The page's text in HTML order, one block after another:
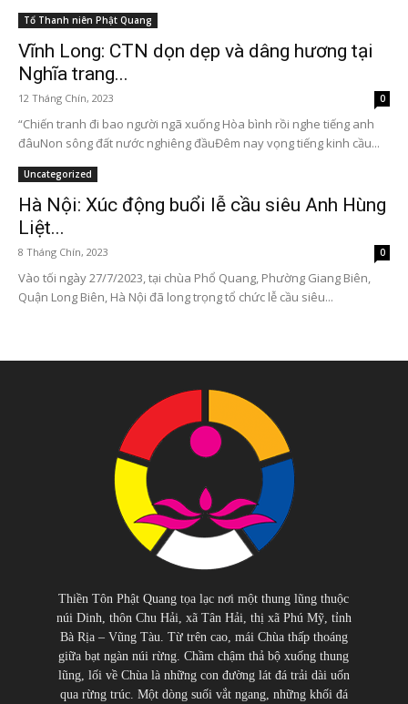
Tổ Thanh niên Phật Quang
Vĩnh Long: CTN dọn dẹp và dâng hương tại
Nghĩa trang...
12 Tháng Chín, 2023 0
“Chiến tranh đi bao người ngã xuống Hòa bình rồi nghe tiếng anh
đâuNon sông đất nước nghiêng đầuĐêm nay vọng tiếng kinh cầu...
Uncategorized
Hà Nội: Xúc động buổi lễ cầu siêu Anh Hùng
Liệt...
8 Tháng Chín, 2023 0
Vào tối ngày 27/7/2023, tại chùa Phổ Quang, Phường Giang Biên,
Quận Long Biên, Hà Nội đã long trọng tổ chức lễ cầu siêu...
Thiền Tôn Phật Quang tọa lạc nơi một thung lũng thuộc
núi Dinh, thôn Chu Hải, xã Tân Hải, thị xã Phú Mỹ, tỉnh
Bà Rịa – Vũng Tàu. Từ trên cao, mái Chùa thấp thoáng
giữa bạt ngàn núi rừng. Chầm chậm thả bộ xuống thung
lũng, lối về Chùa là những con đường lát đá trải dài uốn
qua rừng trúc. Một dòng suối vắt ngang, những khối đá